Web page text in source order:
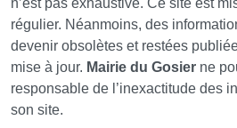
n’est pas exhaustive. Ce site est
régulier. Néanmoins, des
devenir obsolètes et restées
mise à jour. Mairie du Gosier ne
responsable de l’inexactitude des
son site.